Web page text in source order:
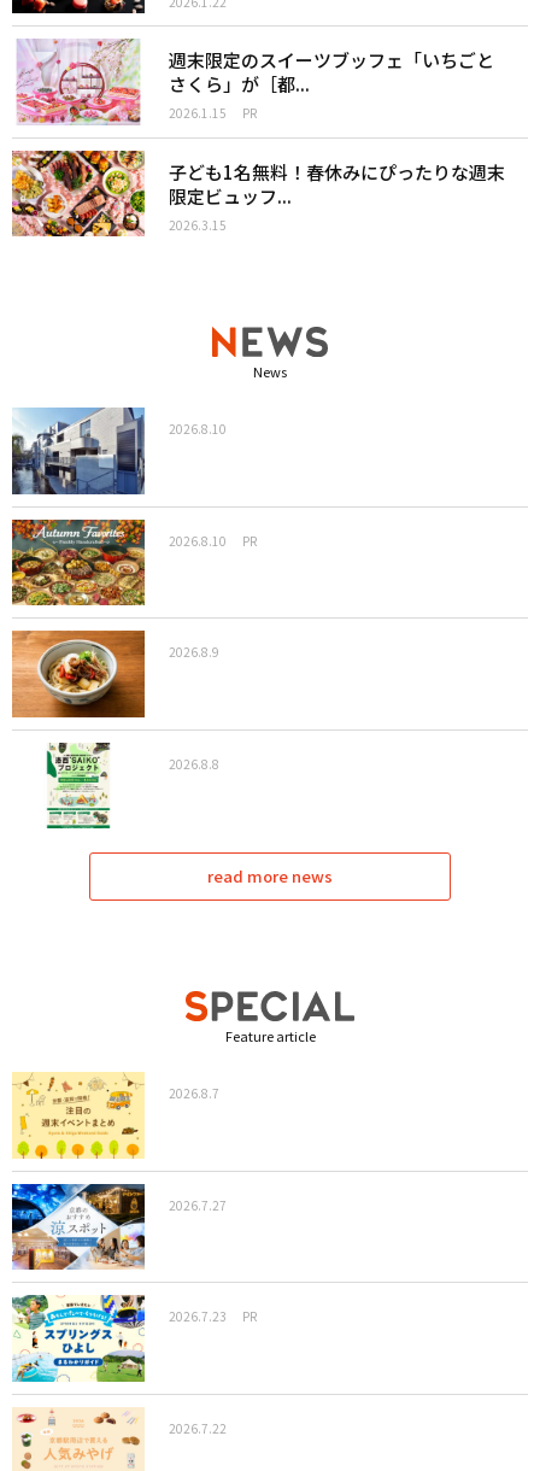
週末限定のスイーツブッフェ「いちごと
さくら」が［都...
2026.1.15 PR
子ども1名無料！春休みにぴったりな週末
限定ビュッフ...
2026.3.15
News
2026.8.10
2026.8.10 PR
2026.8.9
2026.8.8
read more news
Feature article
2026.8.7
2026.7.27
2026.7.23 PR
2026.7.22